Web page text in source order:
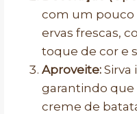
com um pouco
ervas frescas,
toque de cor e
Aproveite:
garantindo que
creme de